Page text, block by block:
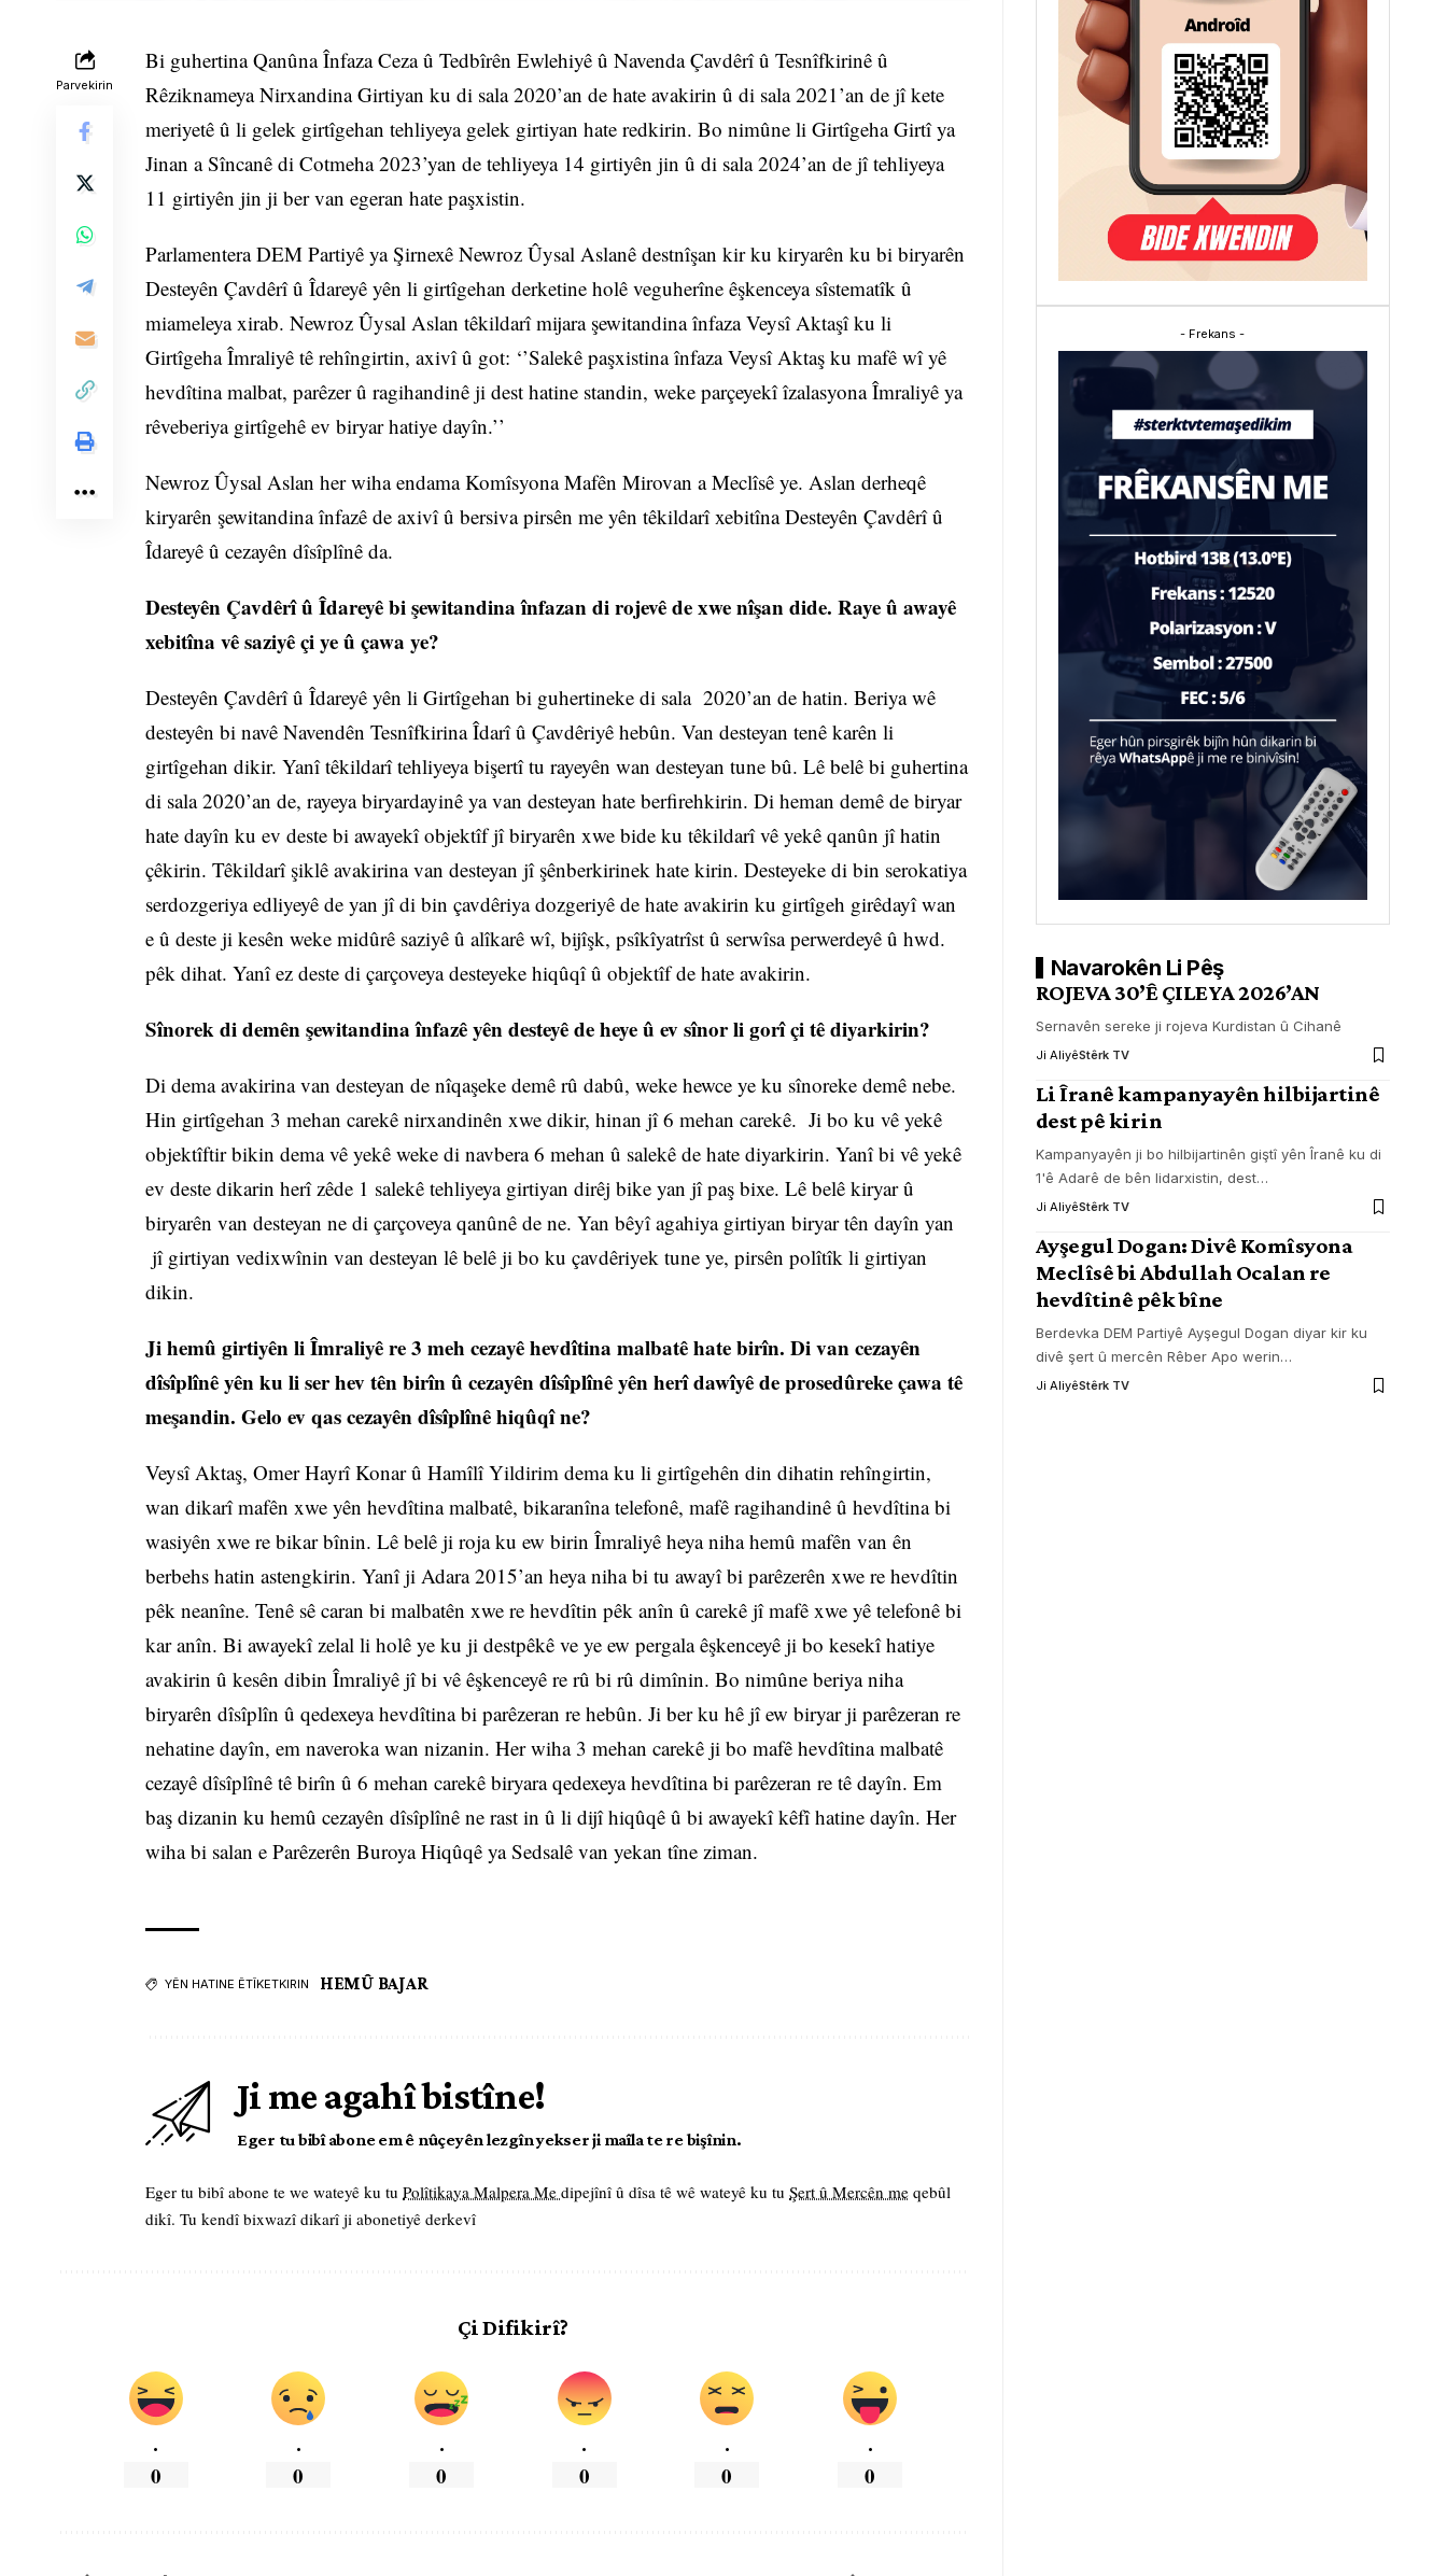
Parvekirin
Bi guhertina Qanûna Înfaza Ceza û Tedbîrên Ewlehiyê û Navenda Çavdêrî û Tesnîfkirinê û
Rêziknameya Nirxandina Girtiyan ku di sala 2020’an de hate avakirin û di sala 2021’an de jî kete
meriyetê û li gelek girtîgehan tehliyeya gelek girtiyan hate redkirin. Bo nimûne li Girtîgeha Girtî ya
Jinan a Sîncanê di Cotmeha 2023’yan de tehliyeya 14 girtiyên jin û di sala 2024’an de jî tehliyeya
11 girtiyên jin ji ber van egeran hate paşxistin.
Parlamentera DEM Partiyê ya Şirnexê Newroz Ûysal Aslanê destnîşan kir ku kiryarên ku bi biryarên
Desteyên Çavdêrî û Îdareyê yên li girtîgehan derketine holê veguherîne êşkenceya sîstematîk û
miameleya xirab. Newroz Ûysal Aslan têkildarî mijara şewitandina înfaza Veysî Aktaşî ku li
Girtîgeha Îmraliyê tê rehîngirtin, axivî û got: ‘’Salekê paşxistina înfaza Veysî Aktaş ku mafê wî yê
hevdîtina malbat, parêzer û ragihandinê ji dest hatine standin, weke parçeyekî îzalasyona Îmraliyê ya
rêveberiya girtîgehê ev biryar hatiye dayîn.’’
Newroz Ûysal Aslan her wiha endama Komîsyona Mafên Mirovan a Meclîsê ye. Aslan derheqê
kiryarên şewitandina înfazê de axivî û bersiva pirsên me yên têkildarî xebitîna Desteyên Çavdêrî û
Îdareyê û cezayên dîsîplînê da.
Desteyên Çavdêrî û Îdareyê bi şewitandina înfazan di rojevê de xwe nîşan dide. Raye û awayê
xebitîna vê saziyê çi ye û çawa ye?
Desteyên Çavdêrî û Îdareyê yên li Girtîgehan bi guhertineke di sala 2020’an de hatin. Beriya wê
desteyên bi navê Navendên Tesnîfkirina Îdarî û Çavdêriyê hebûn. Van desteyan tenê karên li
girtîgehan dikir. Yanî têkildarî tehliyeya bişertî tu rayeyên wan desteyan tune bû. Lê belê bi guhertina
di sala 2020’an de, rayeya biryardayinê ya van desteyan hate berfirehkirin. Di heman demê de biryar
hate dayîn ku ev deste bi awayekî objektîf jî biryarên xwe bide ku têkildarî vê yekê qanûn jî hatin
çêkirin. Têkildarî şiklê avakirina van desteyan jî şênberkirinek hate kirin. Desteyeke di bin serokatiya
serdozgeriya edliyeyê de yan jî di bin çavdêriya dozgeriyê de hate avakirin ku girtîgeh girêdayî wan
e û deste ji kesên weke midûrê saziyê û alîkarê wî, bijîşk, psîkîyatrîst û serwîsa perwerdeyê û hwd.
pêk dihat. Yanî ez deste di çarçoveya desteyeke hiqûqî û objektîf de hate avakirin.
Sînorek di demên şewitandina înfazê yên desteyê de heye û ev sînor li gorî çi tê diyarkirin?
Di dema avakirina van desteyan de nîqaşeke demê rû dabû, weke hewce ye ku sînoreke demê nebe.
Hin girtîgehan 3 mehan carekê nirxandinên xwe dikir, hinan jî 6 mehan carekê. Ji bo ku vê yekê
objektîftir bikin dema vê yekê weke di navbera 6 mehan û salekê de hate diyarkirin. Yanî bi vê yekê
ev deste dikarin herî zêde 1 salekê tehliyeya girtiyan dirêj bike yan jî paş bixe. Lê belê kiryar û
biryarên van desteyan ne di çarçoveya qanûnê de ne. Yan bêyî agahiya girtiyan biryar tên dayîn yan
jî girtiyan vedixwînin van desteyan lê belê ji bo ku çavdêriyek tune ye, pirsên polîtîk li girtiyan
dikin.
Ji hemû girtiyên li Îmraliyê re 3 meh cezayê hevdîtina malbatê hate birîn. Di van cezayên
dîsîplînê yên ku li ser hev tên birîn û cezayên dîsîplînê yên herî dawîyê de prosedûreke çawa tê
meşandin. Gelo ev qas cezayên dîsîplînê hiqûqî ne?
Veysî Aktaş, Omer Hayrî Konar û Hamîlî Yildirim dema ku li girtîgehên din dihatin rehîngirtin,
wan dikarî mafên xwe yên hevdîtina malbatê, bikaranîna telefonê, mafê ragihandinê û hevdîtina bi
wasiyên xwe re bikar bînin. Lê belê ji roja ku ew birin Îmraliyê heya niha hemû mafên van ên
berbehs hatin astengkirin. Yanî ji Adara 2015’an heya niha bi tu awayî bi parêzerên xwe re hevdîtin
pêk neanîne. Tenê sê caran bi malbatên xwe re hevdîtin pêk anîn û carekê jî mafê xwe yê telefonê bi
kar anîn. Bi awayekî zelal li holê ye ku ji destpêkê ve ye ew pergala êşkenceyê ji bo kesekî hatiye
avakirin û kesên dibin Îmraliyê jî bi vê êşkenceyê re rû bi rû dimînin. Bo nimûne beriya niha
biryarên dîsîplîn û qedexeya hevdîtina bi parêzeran re hebûn. Ji ber ku hê jî ew biryar ji parêzeran re
nehatine dayîn, em naveroka wan nizanin. Her wiha 3 mehan carekê ji bo mafê hevdîtina malbatê
cezayê dîsîplînê tê birîn û 6 mehan carekê biryara qedexeya hevdîtina bi parêzeran re tê dayîn. Em
baş dizanin ku hemû cezayên dîsîplînê ne rast in û li dijî hiqûqê û bi awayekî kêfî hatine dayîn. Her
wiha bi salan e Parêzerên Buroya Hiqûqê ya Sedsalê van yekan tîne ziman.
YÊN HATINE ÊTÎKETKIRIN HEMÛ BAJAR
Ji me agahî bistîne!
Eger tu bibî abone em ê nûçeyên lezgîn yekser ji maîla te re bişînin.
Eger tu bibî abone te we wateyê ku tu Polîtikaya Malpera Me dipejînî û dîsa tê wê wateyê ku tu Şert û Mercên me qebûl
dikî. Tu kendî bixwazî dikarî ji abonetiyê derkevî
Çi Difikirî?
.
0
.
0
.
0
.
0
.
0
.
0
- Frekans -
Navarokên Li Pêş
ROJEVA 30’Ê ÇILEYA 2026’AN
Sernavên sereke ji rojeva Kurdistan û Cihanê
Ji AliyêStêrk TV
Li Îranê kampanyayên hilbijartinê
dest pê kirin
Kampanyayên ji bo hilbijartinên giştî yên Îranê ku di
1'ê Adarê de bên lidarxistin, dest…
Ji AliyêStêrk TV
Ayşegul Dogan: Divê Komîsyona
Meclîsê bi Abdullah Ocalan re
hevdîtinê pêk bîne
Berdevka DEM Partiyê Ayşegul Dogan diyar kir ku
divê şert û mercên Rêber Apo werin…
Ji AliyêStêrk TV